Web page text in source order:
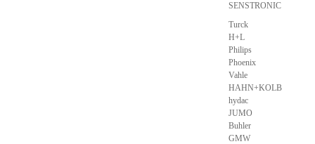
SENSTRONIC
Turck
H+L
Philips
Phoenix
Vahle
HAHN+KOLB
hydac
JUMO
Buhler
GMW